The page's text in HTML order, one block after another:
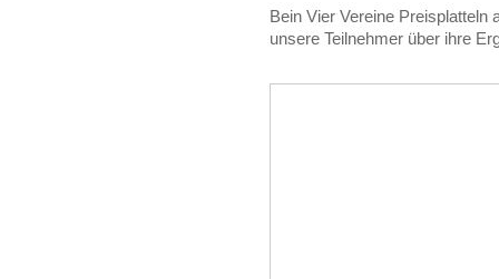
Bein Vier Vereine Preisplatteln
unsere Teilnehmer über ihre